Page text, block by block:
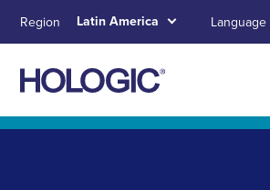
content
Skip to main content
Skip to main menu tabs for megamenu
Skip to sitemap
Region Latin America Language